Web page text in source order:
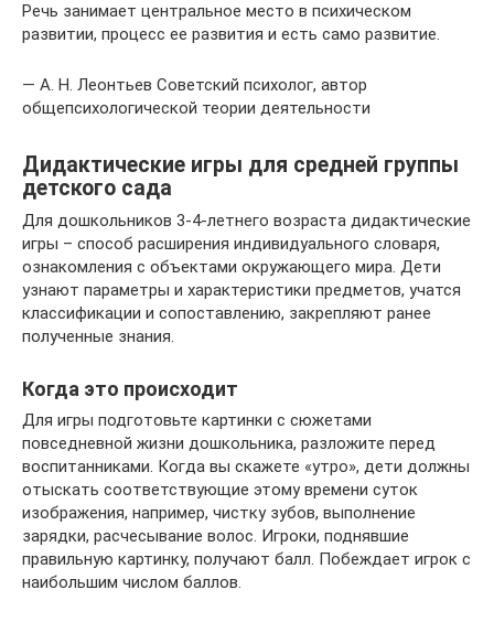
Речь занимает центральное место в психическом
развитии, процесс ее развития и есть само развитие.
— А. Н. Леонтьев Советский психолог, автор
общепсихологической теории деятельности
Дидактические игры для средней группы
детского сада
Для дошкольников 3-4-летнего возраста дидактические
игры – способ расширения индивидуального словаря,
ознакомления с объектами окружающего мира. Дети
узнают параметры и характеристики предметов, учатся
классификации и сопоставлению, закрепляют ранее
полученные знания.
Когда это происходит
Для игры подготовьте картинки с сюжетами
повседневной жизни дошкольника, разложите перед
воспитанниками. Когда вы скажете «утро», дети должны
отыскать соответствующие этому времени суток
изображения, например, чистку зубов, выполнение
зарядки, расчесывание волос. Игроки, поднявшие
правильную картинку, получают балл. Побеждает игрок с
наибольшим числом баллов.